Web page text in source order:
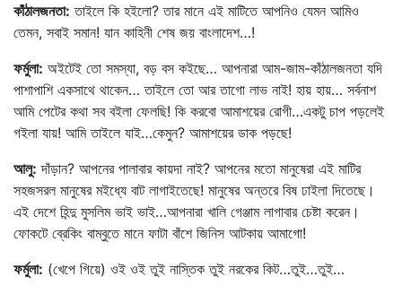
কাঁঠালজনতা: তাইলে কি হইলো? তার মানে এই মাটিতে আপনিও যেমন আমিও
তেমন, সবাই সমান! যান কাহিনী শেষ জয় বাংলাদেশ…!
ফর্মুলা: অইটেই তো সমস্যা, বড় বস কইছে… আপনারা আম-জাম-কাঁঠালজনতা যদি
পাশাপাশি একসাথে থাকেন… তাইলে তো আর তাগো লাভ নাই! হায় হায়… সর্বনাশ
আমি পেটের কথা সব বইলা ফেলছি! কি করবো আমাশয়ের রোগী…একটু চাপ পড়লেই
গইলা যায়! আমি তাইলে যাই…কেমুন? আমাশয়ের ডাক পড়ছে!
আলু: দাঁড়ান? আপনের পালাবার কায়দা নাই? আপনের মতো মানুষেরা এই মাটির
সহজসরল মানুষের মইধ্যে বাট লাগাইতেছে! মানুষের অন্তরে বিষ ঢাইলা দিতেছে।
এই দেশে হিন্দু মুসলিম ভাই ভাই…আপনারা খালি গেঞ্জাম লাগাবার চেষ্টা করেন।
ফোকটে ব্রেকিং বাম্বুতে মানে ফাটা বাঁশে জিনিস আটকায় আমাগো!
ফর্মুলা: (খেপে গিয়ে) ওই ওই তুই নাস্তিক তুই নরকের কিট…তুই…তুই…